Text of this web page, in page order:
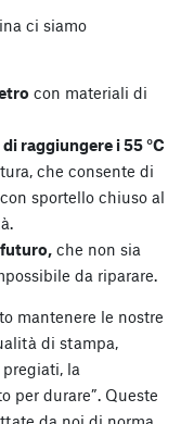
ci siamo
con materiali di
raggiungere i 55 °C
che consente di
sportello chiuso al
che non sia
da riparare.
mantenere le nostre
di stampa,
la
per durare”. Queste